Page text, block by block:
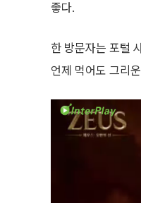
좋다.
한 방문자는 포털
언제 먹어도 그리